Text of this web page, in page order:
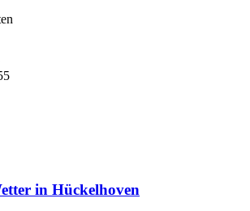
in Hückelhoven